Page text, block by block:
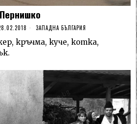
ЗАПАДНА БЪЛГАРИЯ
кръчма, куче, коткa,